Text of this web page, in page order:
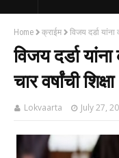
Home क्राईम विजय दर्डा यांना
विजय दर्डा
चार वर्षांची शिक्षा
Lokvaarta July 27,